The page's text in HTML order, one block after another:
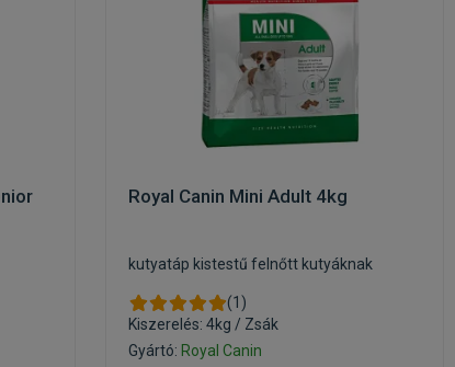
Royal Canin Mini Adult 4kg
kutyatáp kistestű felnőtt kutyáknak
(1)
Kiszerelés: 4kg / Zsák
Gyártó: Royal Canin